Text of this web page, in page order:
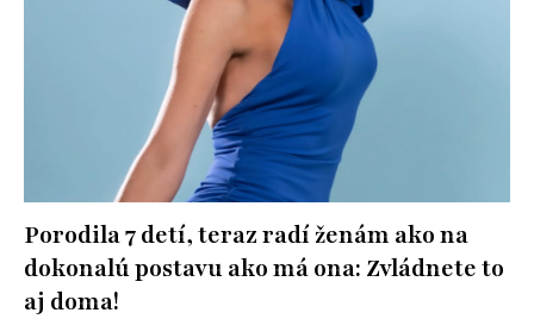
Porodila 7 detí, teraz radí ženám ako na
dokonalú postavu ako má ona: Zvládnete to
aj doma!